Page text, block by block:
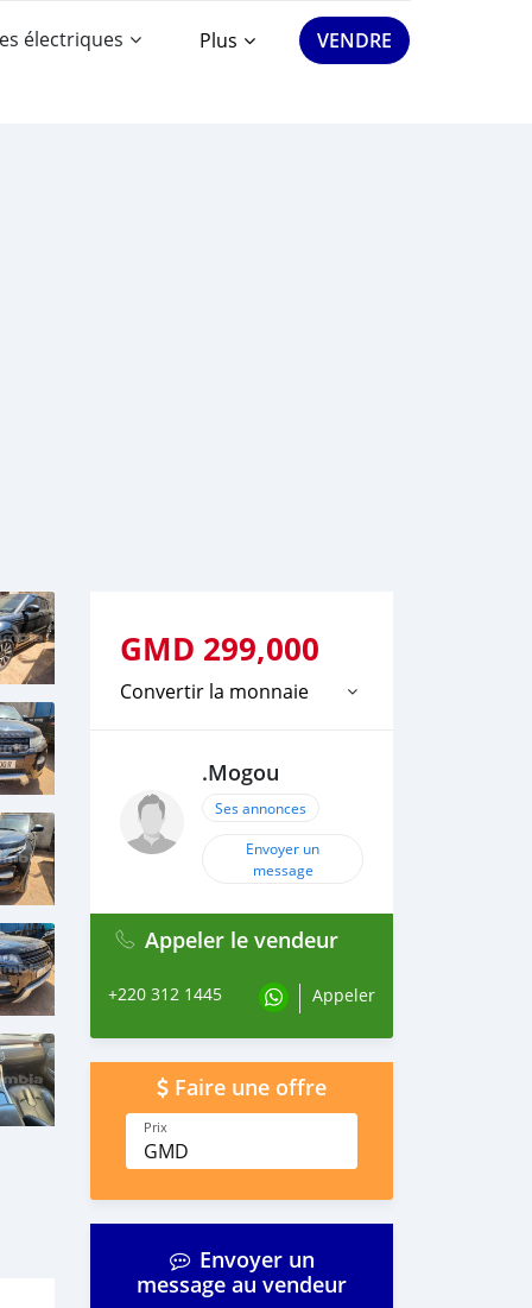
électriques Plus VENDRE
GMD 299,000
Convertir la monnaie
.Mogou
Ses annonces
Envoyer un
message
Appeler le vendeur
+220 312 1445 Appeler
Faire une offre
Prix
GMD
Envoyer un
message au vendeur